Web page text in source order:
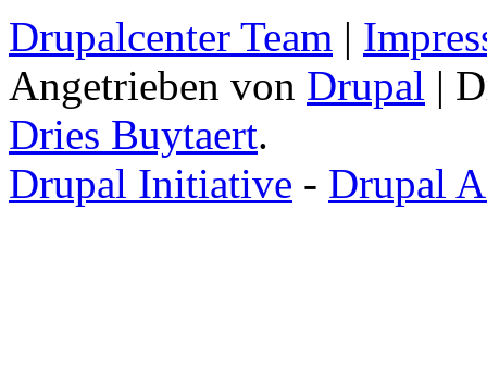
Drupalcenter Team |
Angetrieben von Drupal |
Dries Buytaert.
Drupal Initiative - Drupal